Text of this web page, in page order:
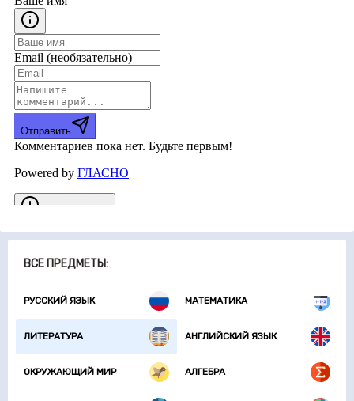
ВСЕ ПРЕДМЕТЫ:
РУССКИЙ ЯЗЫК МАТЕМАТИКА
ЛИТЕРАТУРА АНГЛИЙСКИЙ ЯЗЫК
ОКРУЖАЮЩИЙ МИР АЛГЕБРА